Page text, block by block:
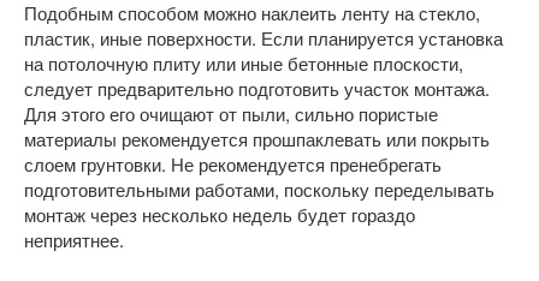
Подобным способом можно наклеить ленту на стекло,
пластик, иные поверхности. Если планируется установка
на потолочную плиту или иные бетонные плоскости,
следует предварительно подготовить участок монтажа.
Для этого его очищают от пыли, сильно пористые
материалы рекомендуется прошпаклевать или покрыть
слоем грунтовки. Не рекомендуется пренебрегать
подготовительными работами, поскольку переделывать
монтаж через несколько недель будет гораздо
неприятнее.